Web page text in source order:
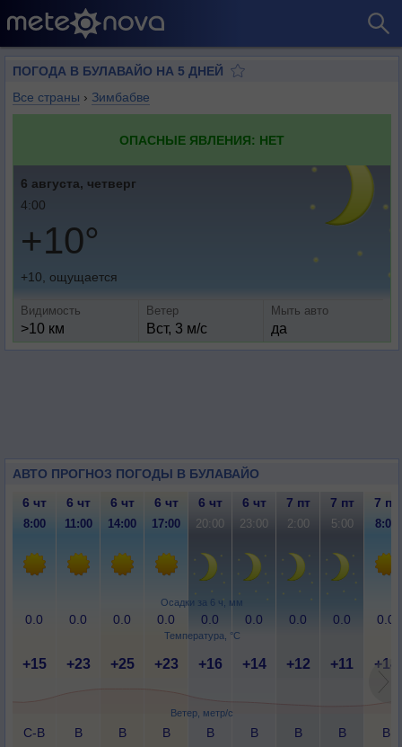
ПОГОДА В БУЛАВАЙО НА 5 ДНЕЙ
Все страны › Зимбабве
ОПАСНЫЕ ЯВЛЕНИЯ: НЕТ
6 августа, четверг
4:00
+10°
+10, ощущается
Видимость
>10 км
Ветер
Вст, 3 м/с
Мыть авто
да
АВТО ПРОГНОЗ ПОГОДЫ В БУЛАВАЙО
Осадки за 6 ч, мм
Температура, °C
Ветер, метр/с
6 чт 6 чт 6 чт 6 чт 6 чт 6 чт 7 пт 7 пт 7 пт
8:00 11:00 14:00 17:00 20:00 23:00 2:00 5:00 8:00
0.0 0.0 0.0 0.0 0.0 0.0 0.0 0.0 0.0
+15 +23 +25 +23 +16 +14 +12 +11 +14
С-В
В
В
В
В
В
В
В
В